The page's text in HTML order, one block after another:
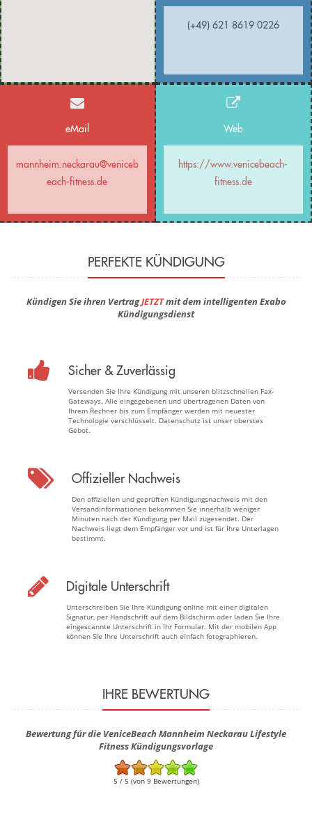
(+49) 621 8619 0226
eMail
mannheim.neckarau@veniceb
each-fitness.de
Web
https://www.venicebeach-
fitness.de
PERFEKTE KÜNDIGUNG
Kündigen Sie ihren VertragJETZTmit dem intelligenten Exabo
Kündigungsdienst
Sicher & Zuverlässig
Versenden Sie Ihre Kündigung mit unseren blitzschnellen Fax-
Gateways. Alle eingegebenen und übertragenen Daten von
Ihrem Rechner bis zum Empfänger werden mit neuester
Technologie verschlüsselt. Datenschutz ist unser oberstes
Gebot.
Offizieller Nachweis
Den offiziellen und geprüften Kündigungsnachweis mit den
Versandinformationen bekommen Sie innerhalb weniger
Minuten nach der Kündigung per Mail zugesendet. Der
Nachweis liegt dem Empfänger vor und ist für Ihre Unterlagen
bestimmt.
Digitale Unterschrift
Unterschreiben Sie Ihre Kündigung online mit einer digitalen
Signatur, per Handschrift auf dem Bildschirm oder laden Sie Ihre
eingescannte Unterschrift in Ihr Formular. Mit der mobilen App
können Sie Ihre Unterschrift auch einfach fotographieren.
IHRE BEWERTUNG
Bewertung für die VeniceBeach Mannheim Neckarau Lifestyle
Fitness Kündigungsvorlage
5 / 5 (von 9 Bewertungen)